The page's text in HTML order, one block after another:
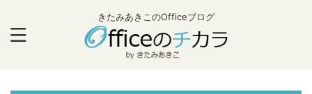
きたみあきこのOfficeブログ